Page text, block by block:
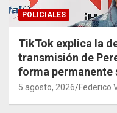
POLICIALES
TikTok explica la
transmisión de
forma permanente
5 agosto, 2026 Federico